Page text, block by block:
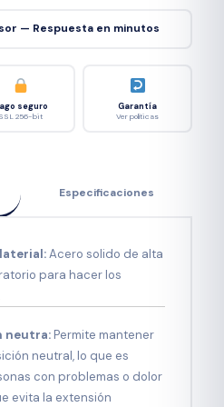
— Respuesta en minutos
seguro
SSL 256-bit
Garantía
Ver políticas
Especificaciones
Acero solido de alta
para hacer los
neutra: Permite mantener
neutral, lo que es
con problemas o dolor
evita la extensión